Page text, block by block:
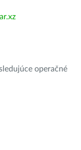
operačné